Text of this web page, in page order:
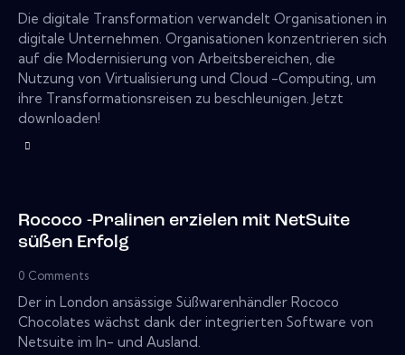
Die digitale Transformation verwandelt Organisationen in
digitale Unternehmen. Organisationen konzentrieren sich
auf die Modernisierung von Arbeitsbereichen, die
Nutzung von Virtualisierung und Cloud -Computing, um
ihre Transformationsreisen zu beschleunigen. Jetzt
downloaden!
Rococo -Pralinen erzielen mit NetSuite
süßen Erfolg
0 Comments
Der in London ansässige Süßwarenhändler Rococo
Chocolates wächst dank der integrierten Software von
Netsuite im In- und Ausland.